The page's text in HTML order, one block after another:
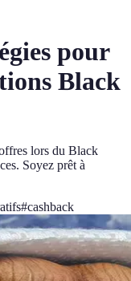
pour
Black
lors du Black
Soyez prêt à
#cashback